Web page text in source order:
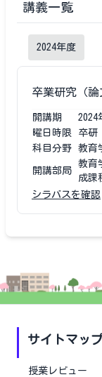
講義一覧
2024年度
卒業研究（論
開講期 2024
曜日時限
卒研
科目分野
教育
開講部局
教育
成課
シラバスを確認
サイトマッ
授業レビュー